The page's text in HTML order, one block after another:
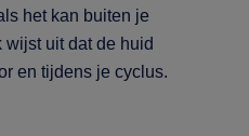
het kan buiten je
wijst uit dat de huid
en tijdens je cyclus.